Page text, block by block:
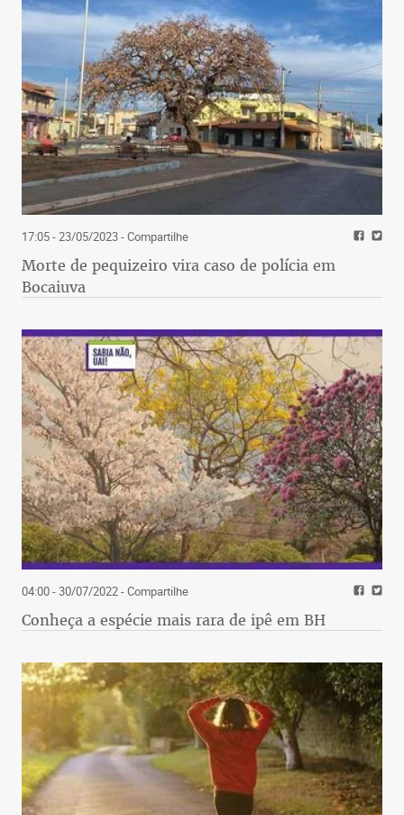
17:05 - 23/05/2023- Compartilhe
Morte de pequizeiro vira caso de polícia em
Bocaiuva
04:00 - 30/07/2022- Compartilhe
Conheça a espécie mais rara de ipê em BH